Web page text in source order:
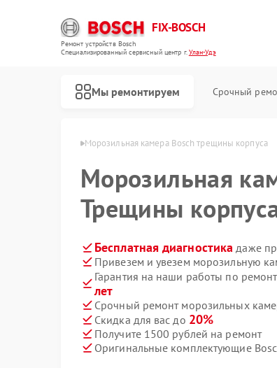
FIX-BOSCH
Ремонт устройств Bosch
Специализированный cервисный центр г.Улан-Удэ
Мы ремонтируем Срочный
Морозильная камера Bosch трещины корпуса
Морозильная
Трещины
Бесплатная диагностика даже
Привезем и увезем морозильную
Гарантия на наши работы по
лет
Срочный ремонт морозильных
Скидка для вас до 20%
Получите 1500 рублей на ремонт
Оригинальные комплектующие